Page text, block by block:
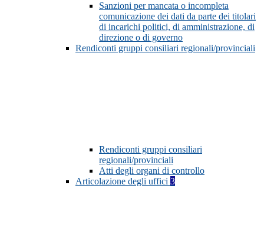
Sanzioni per mancata o incompleta
comunicazione dei dati da parte dei titolari
di incarichi politici, di amministrazione, di
direzione o di governo
Rendiconti gruppi consiliari regionali/provinciali
Rendiconti gruppi consiliari
regionali/provinciali
Atti degli organi di controllo
Articolazione degli uffici 3